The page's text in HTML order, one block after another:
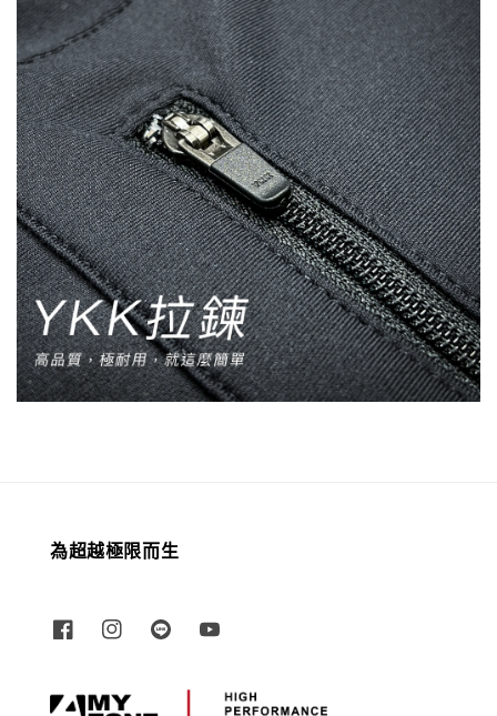
為超越極限而生